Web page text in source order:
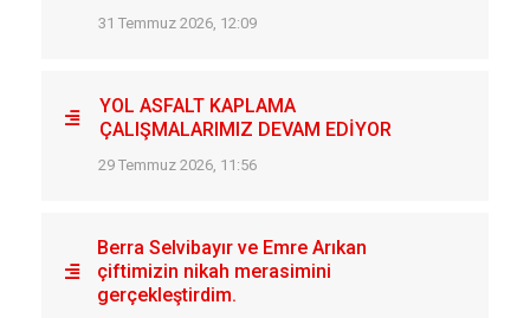
31 Temmuz 2026, 12:09
YOL ASFALT KAPLAMA
ÇALIŞMALARIMIZ DEVAM EDİYOR
29 Temmuz 2026, 11:56
Berra Selvibayır ve Emre Arıkan
çiftimizin nikah merasimini
gerçekleştirdim.